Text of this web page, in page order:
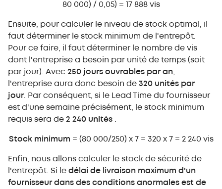
80 000) / 0,05) = 17 888 vis
Ensuite, pour calculer le niveau de stock optimal, il
faut déterminer le stock minimum de l'entrepôt.
Pour ce faire, il faut déterminer le nombre de vis
dont l'entreprise a besoin par unité de temps (soit
par jour). Avec 250 jours ouvrables par an
l'entreprise aura donc besoin de 320 unités par
jour. Par conséquent, si le Lead Time du fournisseur
est d'une semaine précisément, le stock minimum
requis sera de 2 240 unités :
Stock minimum = (80 000/250) x 7 = 320 x 7 = 2 240 vis
Enfin, nous allons calculer le stock de sécurité de
l'entrepôt. Si le délai de livraison maximum d'un
fournisseur dans des conditions anormales est de